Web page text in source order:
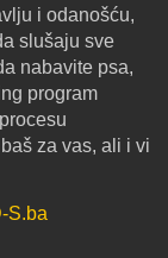
i odanošću,
slušaju sve
nabavite psa,
program
za vas, ali i vi
S.ba